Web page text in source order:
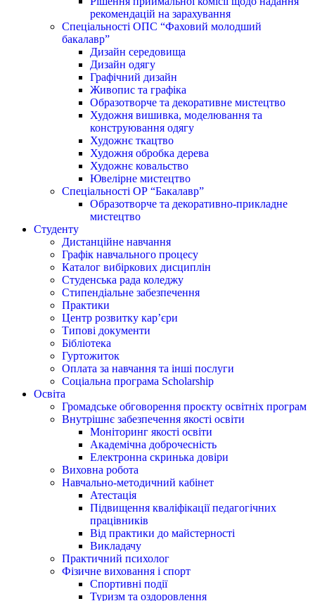
рекомендацій на зарахування
Спеціальності ОПС “Фаховий молодший
бакалавр”
Дизайн середовища
Дизайн одягу
Графічний дизайн
Живопис та графіка
Образотворче та декоративне мистецтво
Художня вишивка, моделювання та
конструювання одягу
Художнє ткацтво
Художня обробка дерева
Художнє ковальство
Ювелірне мистецтво
Спеціальності ОР “Бакалавр”
Образотворче та декоративно-прикладне
мистецтво
Студенту
Дистанційне навчання
Графік навчального процесу
Каталог вибіркових дисциплін
Студенська рада коледжу
Стипендіальне забезпечення
Практики
Центр розвитку кар’єри
Типові документи
Бібліотека
Гуртожиток
Оплата за навчання та інші послуги
Соціальна програма Scholarship
Освіта
Громадське обговорення проєкту освітніх програм
Внутрішнє забезпечення якості освіти
Моніторинг якості освіти
Академічна доброчесність
Електронна скринька довіри
Виховна робота
Навчально-методичний кабінет
Атестація
Підвищення кваліфікації педагогічних
працівників
Від практики до майстерності
Викладачу
Практичний психолог
Фізичне виховання і спорт
Спортивні події
Туризм та оздоровлення